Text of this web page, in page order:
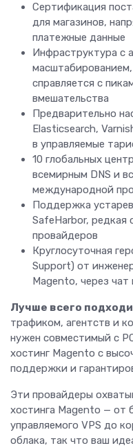
Сертификация
для магазинов,
платежные данные
Инфраструктура с
справляется с
вмешательства
Предварительно
Elasticsearch,
в управляемые
10 глобальных
всемирным DNS и
международной
Поддержка
SafeHarbor, редкая
провайдеров
Круглосуточная
Support) от
Magento, через
Лучше всего
трафиком, агентств и
нужен совместимый с
хостинг Magento с
поддержки и
Эти провайдеры
хостинга Magento — от
управляемого VPS до
облака, так что ваш